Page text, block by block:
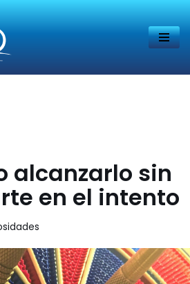
alcanzarlo sin
en el intento